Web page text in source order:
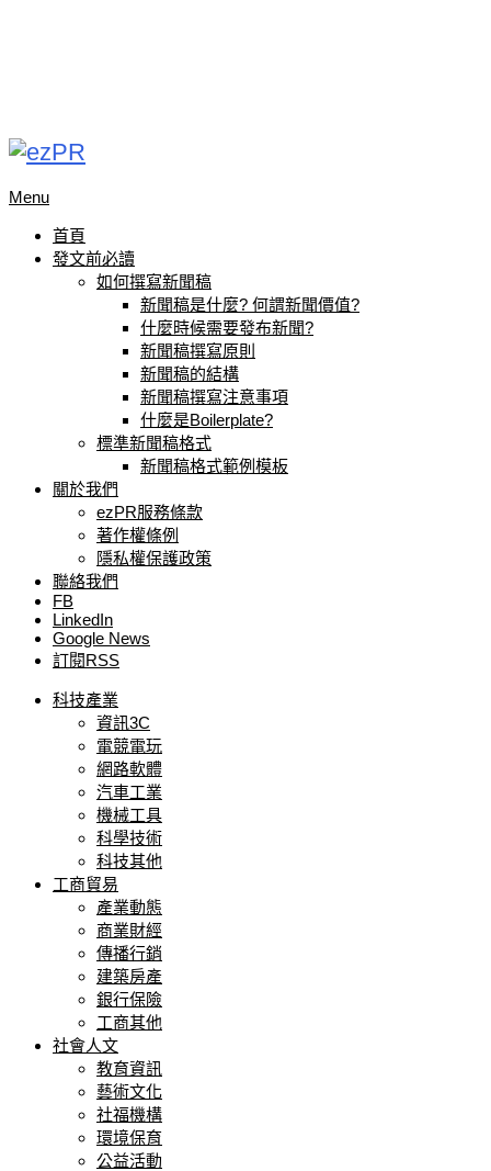
Menu
首頁
發文前必讀
如何撰寫新聞稿
新聞稿是什麼? 何謂新聞價值?
什麼時候需要發布新聞?
新聞稿撰寫原則
新聞稿的結構
新聞稿撰寫注意事項
什麼是Boilerplate?
標準新聞稿格式
新聞稿格式範例模板
關於我們
ezPR服務條款
著作權條例
隱私權保護政策
聯絡我們
FB
LinkedIn
Google News
訂閱RSS
科技產業
資訊3C
電競電玩
網路軟體
汽車工業
機械工具
科學技術
科技其他
工商貿易
產業動態
商業財經
傳播行銷
建築房產
銀行保險
工商其他
社會人文
教育資訊
藝術文化
社福機構
環境保育
公益活動